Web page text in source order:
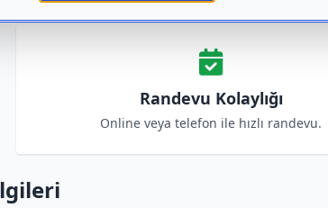
Randevu Kolaylığı
Online veya telefon ile hızlı randevu.